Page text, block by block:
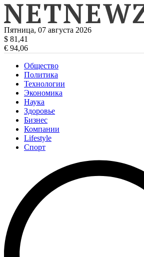
Пятница, 07 августа 2026
$ 81,41
€ 94,06
Общество
Политика
Технологии
Экономика
Наука
Здоровье
Бизнес
Компании
Lifestyle
Спорт